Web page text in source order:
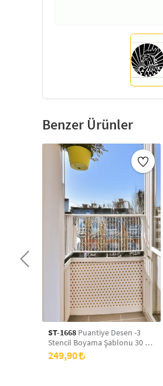
Benzer Ürünler
ST-1668 Puantiye Desen -3
Stencil Boyama Şablonu 30 x
30 cm, Duvar Stencil, Fayans
Stencil, Mobilya Stencil
249,90